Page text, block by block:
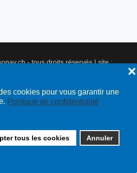
cookies pour vous garantir une
Politique de confidentialité
tous les cookies Annuler
❌
- tous droits réservés | site :